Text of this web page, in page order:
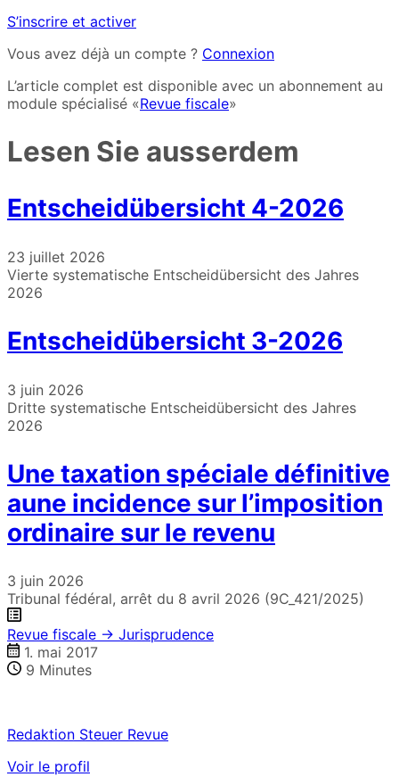
S’inscrire et activer
Vous avez déjà un compte ? Connexion
L’article complet est disponible avec un abonnement au
module spécialisé «Revue fiscale»
Lesen Sie ausserdem
Entscheidübersicht 4-2026
23 juillet 2026
Vierte systematische Entscheidübersicht des Jahres
2026
Entscheidübersicht 3-2026
3 juin 2026
Dritte systematische Entscheidübersicht des Jahres
2026
Une taxation spéciale définitive
aune incidence sur l’imposition
ordinaire sur le revenu
3 juin 2026
Tribunal fédéral, arrêt du 8 avril 2026 (9C_421/2025)
Revue fiscale → Jurisprudence
1. mai 2017
9 Minutes
Redaktion Steuer Revue
Voir le profil